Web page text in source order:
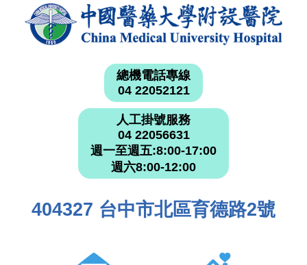
總機電話專線
04 22052121
人工掛號服務
04 22056631
週一至週五:8:00-17:00
週六8:00-12:00
404327 台中市北區育德路2號